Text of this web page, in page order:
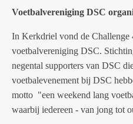
Voetbalvereniging DSC
In Kerkdriel vond de Challenge
voetbalvereniging DSC.
negental supporters van DSC
voetbalevenement bij DSC
motto "een weekend lang
waarbij iedereen - van jong tot